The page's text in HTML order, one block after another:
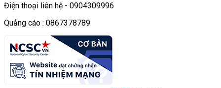
Điện thoại liên hệ - 0904309996
Quảng cáo : 0867378789